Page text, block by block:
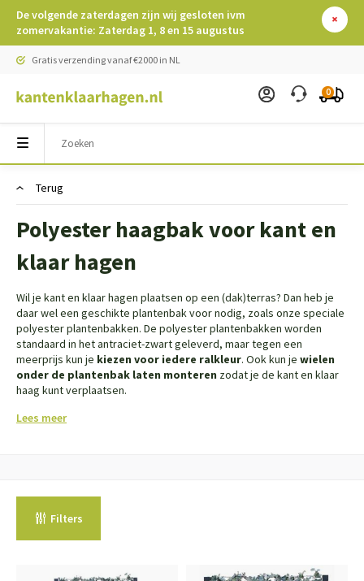
De volgende zaterdagen zijn wij gesloten ivm
zomervakantie: Zaterdag 1, 8 en 15 augustus
Gratis verzending vanaf €2000 in NL
0
Terug
Polyester haagbak voor kant en
klaar hagen
Wil je kant en klaar hagen plaatsen op een (dak)terras? Dan heb je
daar wel een geschikte plantenbak voor nodig, zoals onze speciale
polyester plantenbakken. De polyester plantenbakken worden
standaard in het antraciet-zwart geleverd, maar tegen een
meerprijs kun je kiezen voor iedere ralkleur. Ook kun je wielen
onder de plantenbak laten monteren zodat je de kant en klaar
haag kunt verplaatsen.
Lees meer
Filters